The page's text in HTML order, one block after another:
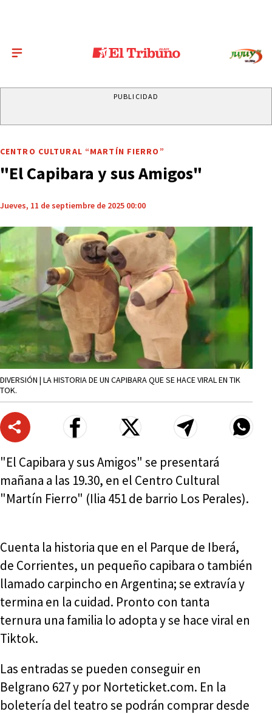
PUBLICIDAD
CENTRO CULTURAL “MARTÍN FIERRO”
"El Capibara y sus Amigos"
Jueves, 11 de septiembre de 2025 00:00
DIVERSIÓN | LA HISTORIA DE UN CAPIBARA QUE SE HACE VIRAL EN TIK
TOK.
"El Capibara y sus Amigos" se presentará
mañana a las 19.30, en el Centro Cultural
"Martín Fierro" (Ilia 451 de barrio Los Perales).
Cuenta la historia que en el Parque de Iberá,
de Corrientes, un pequeño capibara o también
llamado carpincho en Argentina; se extravía y
termina en la cuidad. Pronto con tanta
ternura una familia lo adopta y se hace viral en
Tiktok.
Las entradas se pueden conseguir en
Belgrano 627 y por Norteticket.com. En la
boletería del teatro se podrán comprar desde